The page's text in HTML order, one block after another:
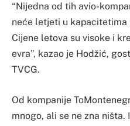
“Nijedna od tih avio-
neće letjeti u kapacitetima
Cijene letova su visoke i
evra”, kazao je Hodžić,
TVCG.
Od kompanije
mnogo, ali se ne zna